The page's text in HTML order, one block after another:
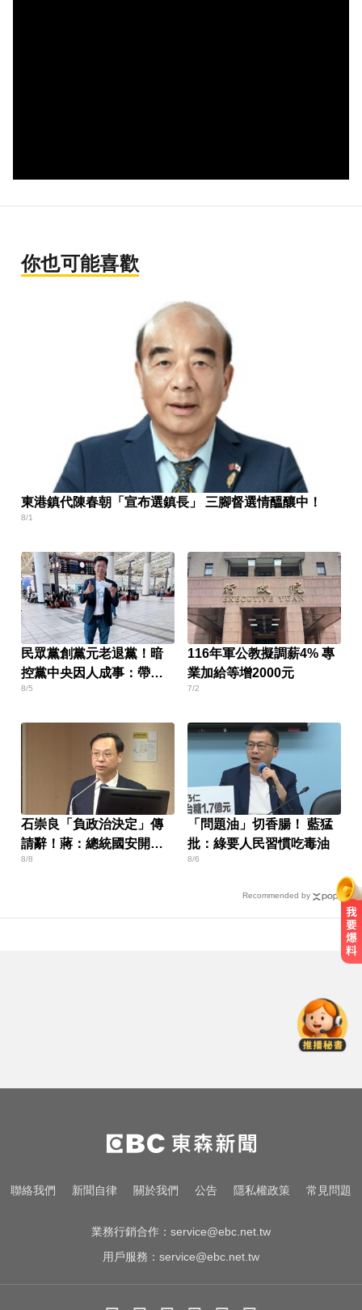
你也可能喜歡
東港鎮代陳春朝「宣布選鎮長」 三腳督選情醞釀中！
8/1
民眾黨創黨元老退黨！暗
控黨中央因人成事：帶著
尊嚴離開
8/5
116年軍公教擬調薪4% 專
業加給等增2000元
7/2
石崇良「負政治決定」傳
請辭！蔣：總統國安開了
沒？
8/8
「問題油」切香腸！ 藍猛
批：綠要人民習慣吃毒油
8/6
Recommended by
析師：只是剛開始
五角大廈再公開UFO檔案 飛官阿富
汗驚見「巨大三角形」
女藝人遭經紀人「車內侵犯」 錄音
聯絡我們 新聞自律 關於我們 公告 隱私權政策 常見問題
業務行銷合作： service@ebc.net.tw
用戶服務： service@ebc.net.tw